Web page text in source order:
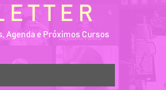
Agenda e Próximos Cursos